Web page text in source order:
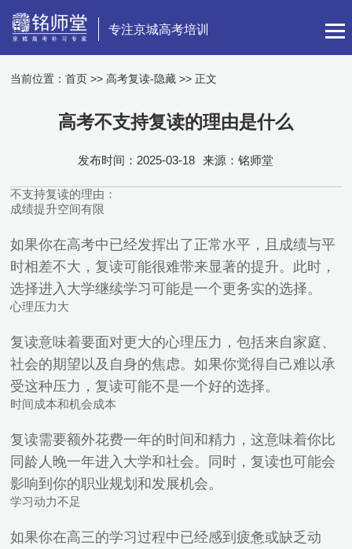
专注京城高考培训
当前位置：首页 >> 高考复读-隐藏 >> 正文
高考不支持复读的理由是什么
发布时间：2025-03-18 来源：铭师堂
不支持复读的理由：
成绩提升空间有限
如果你在高考中已经发挥出了正常水平，且成绩与平
时相差不大，复读可能很难带来显著的提升。此时，
选择进入大学继续学习可能是一个更务实的选择。
心理压力大
复读意味着要面对更大的心理压力，包括来自家庭、
社会的期望以及自身的焦虑。如果你觉得自己难以承
受这种压力，复读可能不是一个好的选择。
时间成本和机会成本
复读需要额外花费一年的时间和精力，这意味着你比
同龄人晚一年进入大学和社会。同时，复读也可能会
影响到你的职业规划和发展机会。
学习动力不足
如果你在高三的学习过程中已经感到疲惫或缺乏动